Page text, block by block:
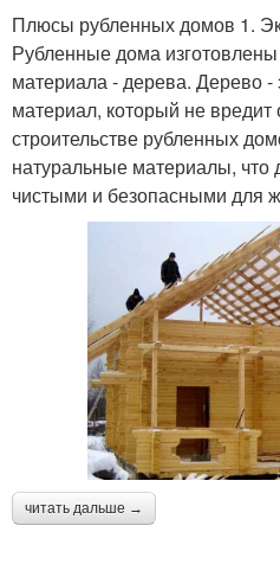
Плюсы рубленных домов 1.
Рубленные дома изготовлены
материала - дерева. Дерево -
материал, который не
строительстве рубленных
натуральные материалы, что
чистыми и безопасными для
читать дальше →